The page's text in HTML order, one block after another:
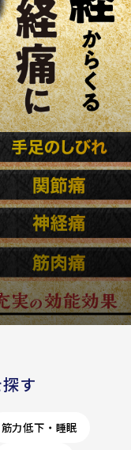
す
筋力低下・睡眠